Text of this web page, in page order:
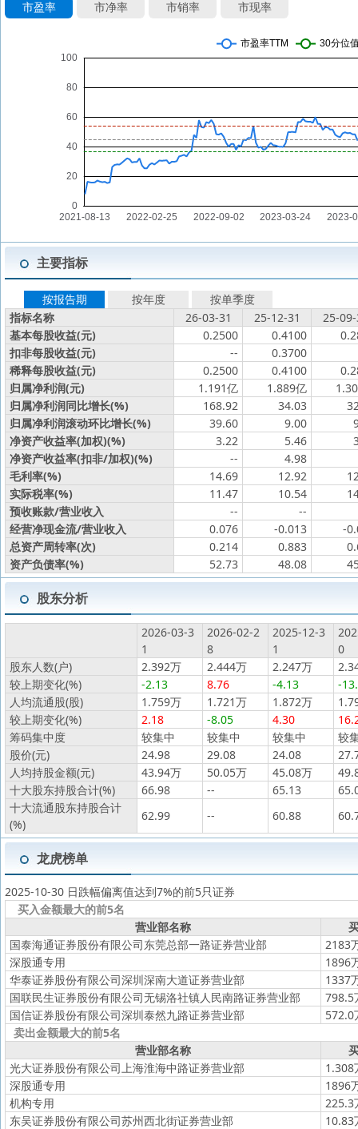
市盈率 市净率 市销率 市现率
主要指标
按报告期 按年度
按单季度
指标名称
26-03-31 25-12-31
25-
基本每股收益(元)
0.2500 0.4100
扣非每股收益(元)
--
0.3700
稀释每股收益(元)
0.2500 0.4100
归属净利润(元)
1.191亿 1.889亿
归属净利润同比增长(%)
168.92 34.03
归属净利润滚动环比增长(%)
39.60 9.00
净资产收益率(加权)(%)
3.22 5.46
净资产收益率(扣非/加权)(%)
--
4.98
毛利率(%)
14.69 12.92
实际税率(%)
11.47 10.54
预收账款/营业收入
--
--
经营净现金流/营业收入
0.076 -0.013
-
总资产周转率(次)
0.214 0.883
资产负债率(%)
52.73 48.08
股东分析
2026-03-3
1
2026-02-2
8
2025-12-3
1
0
股东人数(户)
2.392万 2.444万 2.247万
较上期变化(%)
-2.13 8.76 -4.13
-
人均流通股(股)
1.759万 1.721万 1.872万
较上期变化(%)
2.18 -8.05 4.30
筹码集中度
较集中 较集中 较集中
较
股价(元)
24.98 29.08 24.08
人均持股金额(元)
43.94万 50.05万 45.08万
十大股东持股合计(%)
66.98 -- 65.13
十大流通股东持股合计
(%)
62.99 -- 60.88
龙虎榜单
2025-10-30 日跌幅偏离值达到7%的前5只证券
买入金额最大的前5名
营业部名称
国泰海通证券股份有限公司东莞总部一路证券营业部
2183
深股通专用
1896
华泰证券股份有限公司深圳深南大道证券营业部
1337
国联民生证券股份有限公司无锡洛社镇人民南路证券营业部
798.5
国信证券股份有限公司深圳泰然九路证券营业部
572.0
卖出金额最大的前5名
营业部名称
光大证券股份有限公司上海淮海中路证券营业部
1.308
深股通专用
1896
机构专用
225.3
东吴证券股份有限公司苏州西北街证券营业部
10.83